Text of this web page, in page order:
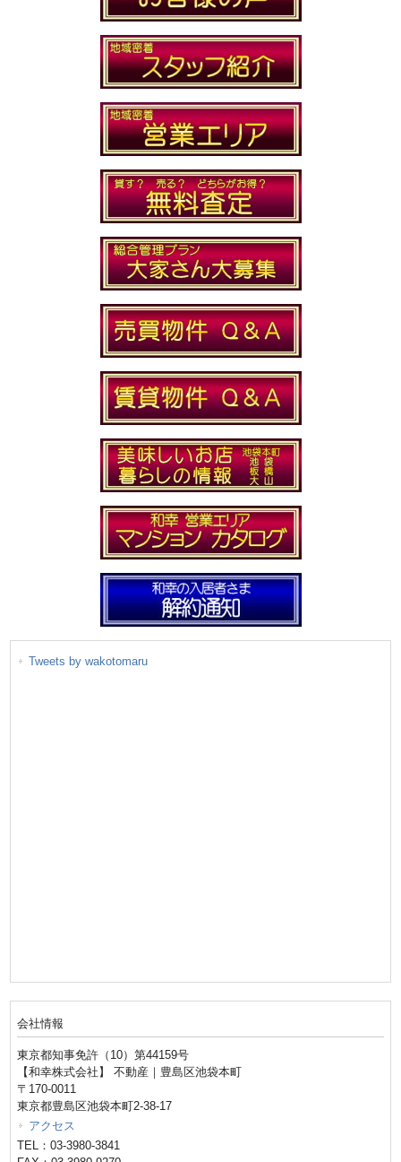
Tweets by wakotomaru
会社情報
東京都知事免許（10）第44159号
【和幸株式会社】 不動産｜豊島区池袋本町
〒170-0011
東京都豊島区池袋本町2-38-17
アクセス
TEL：03-3980-3841